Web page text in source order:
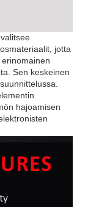
jotta
Sen keskeinen
hajoamisen